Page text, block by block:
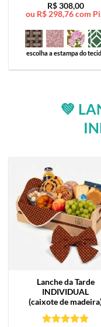
Avaliação5
de 5
R$308,00
ou R$298,76com
escolha a estampa do
💚
Lanche da Tarde
INDIVIDUAL
(caixote de